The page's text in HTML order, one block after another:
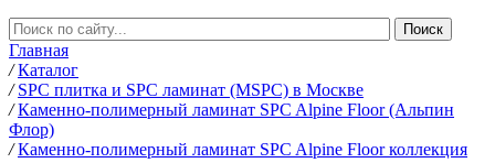
Главная
/ Каталог
/ SPC плитка и SPC ламинат (MSPC) в Москве
/ Каменно-полимерный ламинат SPC Alpine Floor (Альпин
Флор)
/ Каменно-полимерный ламинат SPC Alpine Floor коллекция